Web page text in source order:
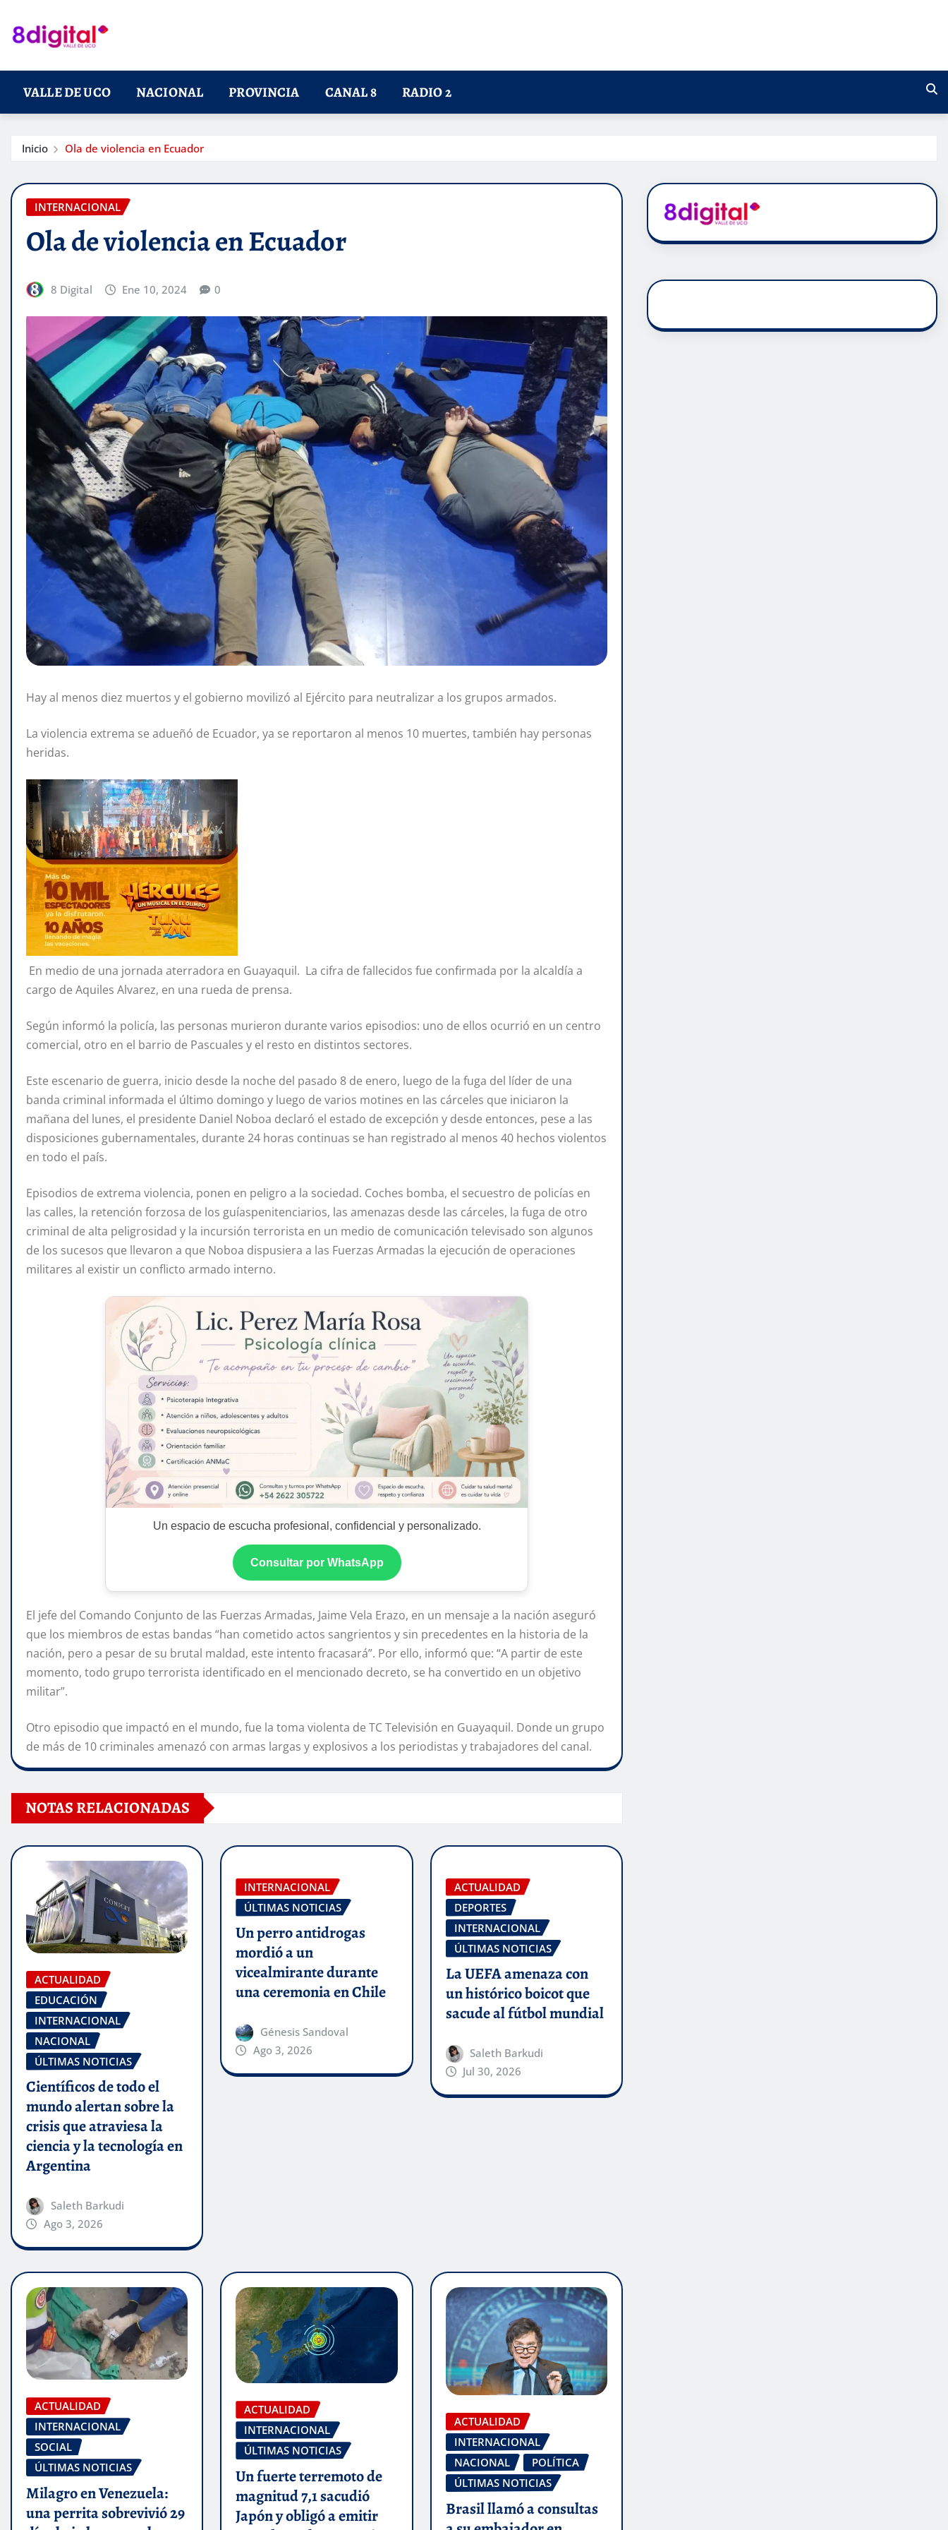
contenido
VALLE DE UCO NACIONAL PROVINCIA CANAL 8 RADIO 2
Inicio Ola de violencia en Ecuador
INTERNACIONAL
Ola de violencia en Ecuador
8 Digital Ene 10, 2024 0
Hay al menos diez muertos y el gobierno movilizó al Ejército para neutralizar a los grupos armados.
La violencia extrema se adueñó de Ecuador, ya se reportaron al menos 10 muertes, también hay personas
heridas.
En medio de una jornada aterradora en Guayaquil. La cifra de fallecidos fue confirmada por la alcaldía a
cargo de Aquiles Alvarez, en una rueda de prensa.
Según informó la policía, las personas murieron durante varios episodios: uno de ellos ocurrió en un centro
comercial, otro en el barrio de Pascuales y el resto en distintos sectores.
Este escenario de guerra, inicio desde la noche del pasado 8 de enero, luego de la fuga del líder de una
banda criminal informada el último domingo y luego de varios motines en las cárceles que iniciaron la
mañana del lunes, el presidente Daniel Noboa declaró el estado de excepción y desde entonces, pese a las
disposiciones gubernamentales, durante 24 horas continuas se han registrado al menos 40 hechos violentos
en todo el país.
Episodios de extrema violencia, ponen en peligro a la sociedad. Coches bomba, el secuestro de policías en
las calles, la retención forzosa de los guíaspenitenciarios, las amenazas desde las cárceles, la fuga de otro
criminal de alta peligrosidad y la incursión terrorista en un medio de comunicación televisado son algunos
de los sucesos que llevaron a que Noboa dispusiera a las Fuerzas Armadas la ejecución de operaciones
militares al existir un conflicto armado interno.
Un espacio de escucha profesional, confidencial y personalizado.
Consultar por WhatsApp
El jefe del Comando Conjunto de las Fuerzas Armadas, Jaime Vela Erazo, en un mensaje a la nación aseguró
que los miembros de estas bandas “han cometido actos sangrientos y sin precedentes en la historia de la
nación, pero a pesar de su brutal maldad, este intento fracasará”. Por ello, informó que: “A partir de este
momento, todo grupo terrorista identificado en el mencionado decreto, se ha convertido en un objetivo
militar”.
Otro episodio que impactó en el mundo, fue la toma violenta de TC Televisión en Guayaquil. Donde un grupo
de más de 10 criminales amenazó con armas largas y explosivos a los periodistas y trabajadores del canal.
NOTAS RELACIONADAS
ACTUALIDAD
EDUCACIÓN
INTERNACIONAL
NACIONAL
ÚLTIMAS NOTICIAS
Científicos de todo el
mundo alertan sobre la
crisis que atraviesa la
ciencia y la tecnología en
Argentina
Saleth Barkudi
Ago 3, 2026
INTERNACIONAL
ÚLTIMAS NOTICIAS
Un perro antidrogas
mordió a un
vicealmirante durante
una ceremonia en Chile
Génesis Sandoval
Ago 3, 2026
ACTUALIDAD
DEPORTES
INTERNACIONAL
ÚLTIMAS NOTICIAS
La UEFA amenaza con
un histórico boicot que
sacude al fútbol mundial
Saleth Barkudi
Jul 30, 2026
ACTUALIDAD
INTERNACIONAL
SOCIAL
ÚLTIMAS NOTICIAS
Milagro en Venezuela:
una perrita sobrevivió 29
ACTUALIDAD
INTERNACIONAL
ÚLTIMAS NOTICIAS
Un fuerte terremoto de
magnitud 7,1 sacudió
Japón y obligó a emitir
ACTUALIDAD
INTERNACIONAL
NACIONAL
POLÍTICA
ÚLTIMAS NOTICIAS
Brasil llamó a consultas